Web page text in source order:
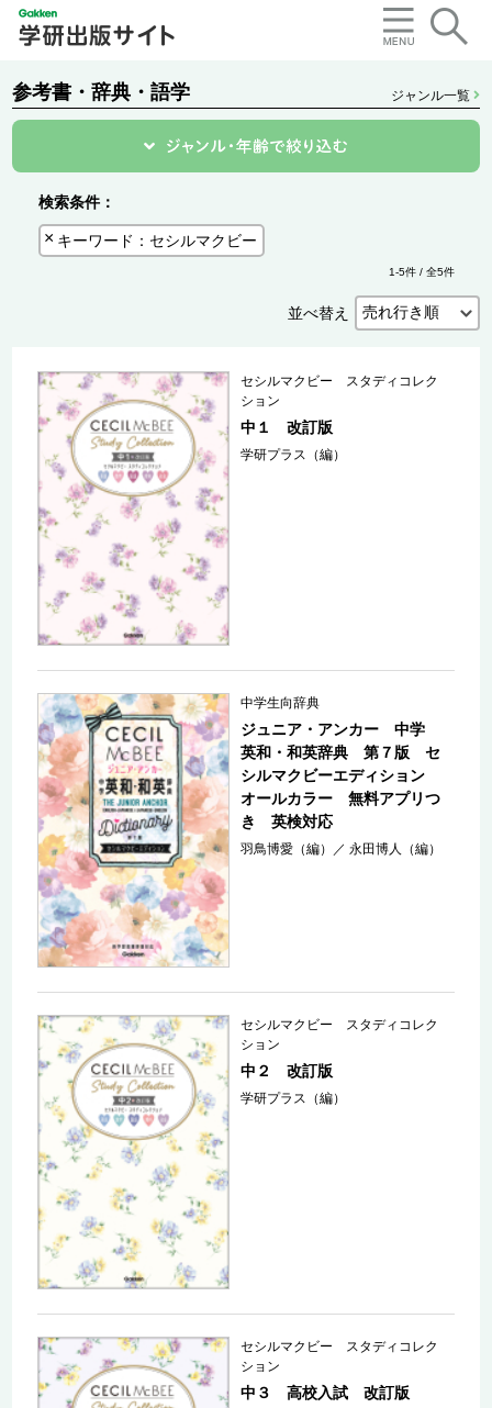
参考書・辞典・語学 ジャンル一覧
検索条件：
キーワード：セシルマクビー
1-5件 / 全5件
並べ替え
セシルマクビー スタディコレク
ション
中１ 改訂版
学研プラス（編）
中学生向辞典
ジュニア・アンカー 中学
英和・和英辞典 第７版 セ
シルマクビーエディション
オールカラー 無料アプリつ
き 英検対応
羽鳥博愛（編） ／永田博人（編）
セシルマクビー スタディコレク
ション
中２ 改訂版
学研プラス（編）
セシルマクビー スタディコレク
ション
中３ 高校入試 改訂版